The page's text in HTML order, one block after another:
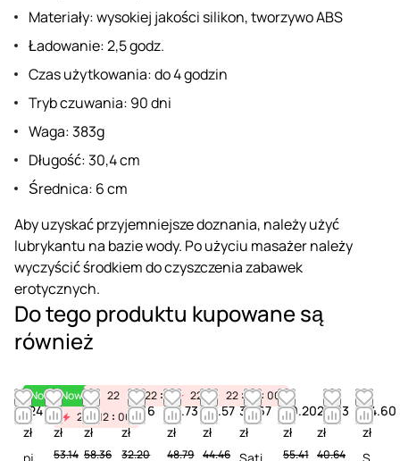
Materiały: wysokiej jakości silikon, tworzywo ABS
Ładowanie: 2,5 godz.
Czas użytkowania: do 4 godzin
Tryb czuwania: 90 dni
Waga: 383g
Długość: 30,4 cm
Średnica: 6 cm
Aby uzyskać przyjemniejsze doznania, należy użyć
lubrykantu na bazie wody. Po użyciu masażer należy
wyczyścić środkiem do czyszczenia zabawek
erotycznych.
Do tego produktu kupowane są
również
Nowość
124.87
zł
Nowość
22
12 00
48.89
zł
53.14
22 12 00
53.69
zł
58.36
22 12 00
28.66
zł
32.20
22 12 00
38.73
zł
48.79
22 12 00
39.57
zł
44.46
35.67
zł
49.20
zł
55.41
25.83
zł
40.64
24.60
zł